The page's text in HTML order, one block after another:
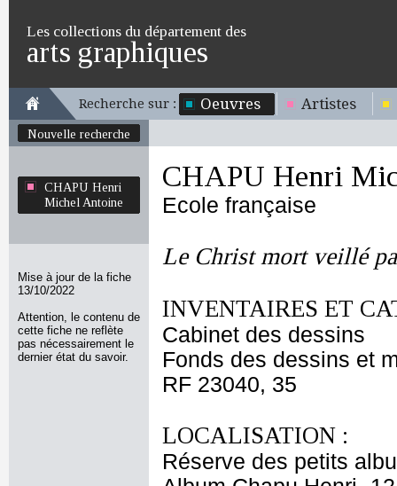
Les collections du département des
arts graphiques
Recherche sur : Oeuvres Artistes
Nouvelle recherche
CHAPU Henri
Michel Antoine
Mise à jour de la fiche
13/10/2022
Attention, le contenu de
cette fiche ne reflète
pas nécessairement le
dernier état du savoir.
CHAPU Henri
Ecole française
Le Christ mort veillé
INVENTAIRES ET
Cabinet des dessins
Fonds des dessins et
RF 23040, 35
LOCALISATION :
Réserve des petits